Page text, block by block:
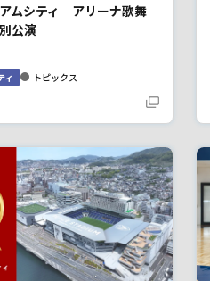
ムシティ アリーナ歌舞
公演
ィ トピックス